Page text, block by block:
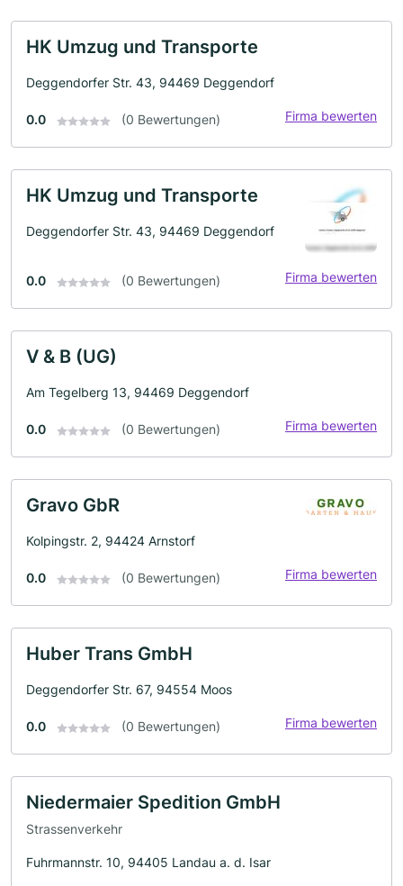
HK Umzug und Transporte
Deggendorfer Str. 43, 94469 Deggendorf
0.0 (0 Bewertungen) Firma bewerten
HK Umzug und Transporte
Deggendorfer Str. 43, 94469 Deggendorf
0.0 (0 Bewertungen) Firma bewerten
V & B (UG)
Am Tegelberg 13, 94469 Deggendorf
0.0 (0 Bewertungen) Firma bewerten
Gravo GbR
Kolpingstr. 2, 94424 Arnstorf
0.0 (0 Bewertungen) Firma bewerten
Huber Trans GmbH
Deggendorfer Str. 67, 94554 Moos
0.0 (0 Bewertungen) Firma bewerten
Niedermaier Spedition GmbH
Strassenverkehr
Fuhrmannstr. 10, 94405 Landau a. d. Isar